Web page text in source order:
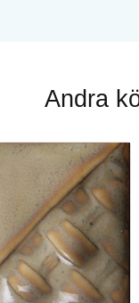
Andra